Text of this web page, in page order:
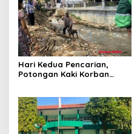
Hari Kedua Pencarian,
Potongan Kaki Korban